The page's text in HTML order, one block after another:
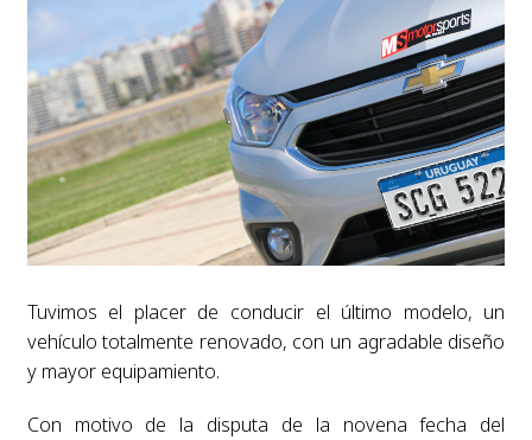
Tuvimos el placer de conducir el último modelo, un
vehículo totalmente renovado, con un agradable diseño
y mayor equipamiento.
Con motivo de la disputa de la novena fecha del